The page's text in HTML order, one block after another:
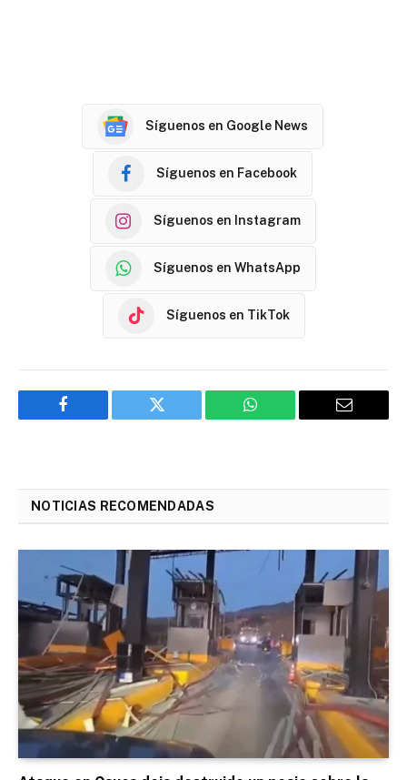
Síguenos en Google News
Síguenos en Facebook
Síguenos en Instagram
Síguenos en WhatsApp
Síguenos en TikTok
Facebook Twitter WhatsApp Email
NOTICIAS RECOMENDADAS